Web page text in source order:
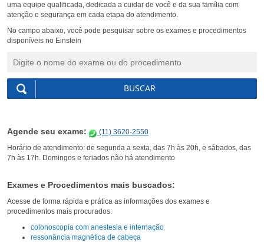
uma equipe qualificada, dedicada a cuidar de você e da sua família com
atenção e segurança em cada etapa do atendimento.
No campo abaixo, você pode pesquisar sobre os exames e procedimentos
disponíveis no Einstein
Agende seu exame:
(11) 3620-2550
Horário de atendimento: de segunda a sexta, das 7h às 20h, e sábados, das
7h às 17h. Domingos e feriados não há atendimento
Exames e Procedimentos mais buscados:
Acesse de forma rápida e prática as informações dos exames e
procedimentos mais procurados:
colonoscopia com anestesia e internação
ressonância magnética de cabeça